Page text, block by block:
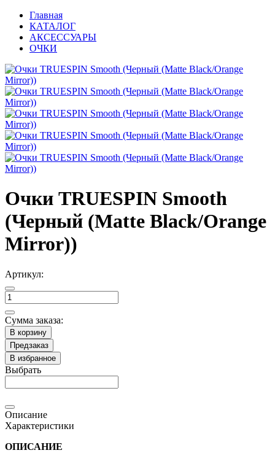
Главная
КАТАЛОГ
АКСЕССУАРЫ
ОЧКИ
Очки TRUESPIN Smooth
(Черный (Matte Black/Orange
Mirror))
Артикул:
Сумма заказа:
В корзину
Предзаказ
В избранное
Выбрать
Описание
Характеристики
ОПИСАНИЕ